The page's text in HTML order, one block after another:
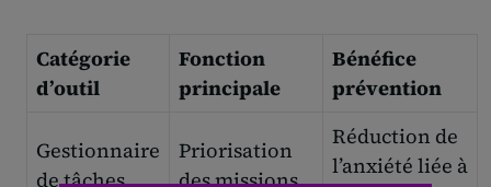
Catégorie
d’outil
Fonction
principale
Bénéfice
prévention
Gestionnaire
de tâches
Priorisation
des missions
Réduction de
l’anxiété liée à